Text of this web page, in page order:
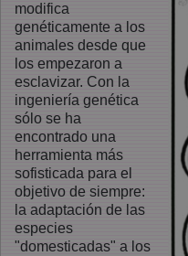
modifica
genéticamente a los
animales desde que
los empezaron a
esclavizar. Con la
ingeniería genética
sólo se ha
encontrado una
herramienta más
sofisticada para el
objetivo de siempre:
la adaptación de las
especies
"domesticadas" a los